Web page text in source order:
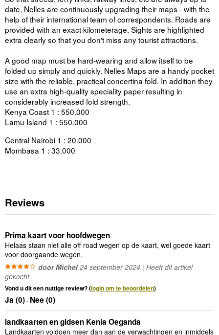
date, Nelles are continuously upgrading their maps - with the
help of their international team of correspondents. Roads are
provided with an exact kilometerage. Sights are highlighted
extra clearly so that you don't miss any tourist attractions.
A good map must be hard-wearing and allow itself to be
folded up simply and quickly. Nelles Maps are a handy pocket
size with the reliable, practical concertina fold. In addition they
use an extra high-quality speciality paper resulting in
considerably increased fold strength.
Kenya Coast 1 : 550.000
Lamu Island 1 : 550.000
Central Nairobi 1 : 20.000
Mombasa 1 : 33.000
Reviews
Prima kaart voor hoofdwegen
Helaas staan niet alle off road wegen op de kaart, wel goede kaart
voor doorgaande wegen.
door Michel24 september 2024 | Heeft dit artikel
gekocht
Vond u dit een nuttige review? (login om te beoordelen)
Ja (0)- Nee (0)
landkaarten en gidsen Kenia Oeganda
Landkaarten voldoen meer dan aan de verwachtingen en inmiddels